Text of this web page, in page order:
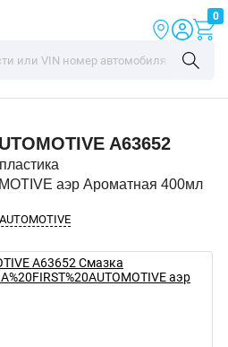
0
A63652
аэр Ароматная 400мл